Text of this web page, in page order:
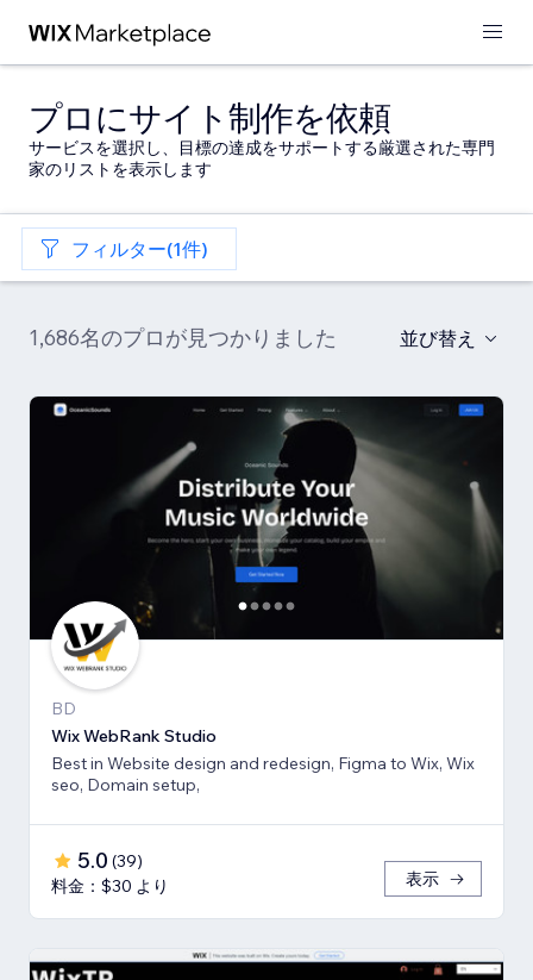
プロにサイト制作を依頼
サービスを選択し、目標の達成をサポートする厳選された専門
家のリストを表示します
フィルター(1件)
1,686名のプロが見つかりました 並び替え
BD
Wix WebRank Studio
Best in Website design and redesign, Figma to Wix, Wix
seo, Domain setup,
5.0 (39)
料金：$30 より
表示